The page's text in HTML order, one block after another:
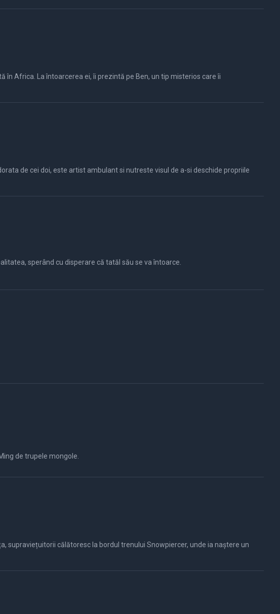
în Africa. La întoarcerea ei, îi prezintă pe Ben, un tip misterios care îi
de cei doi, este artist ambulant si nutreste visul de a-si deschide propriile
sperând cu disperare că tatăl său se va întoarce.
de trupele mongole.
supraviețuitorii călătoresc la bordul trenului Snowpiercer, unde ia naștere un